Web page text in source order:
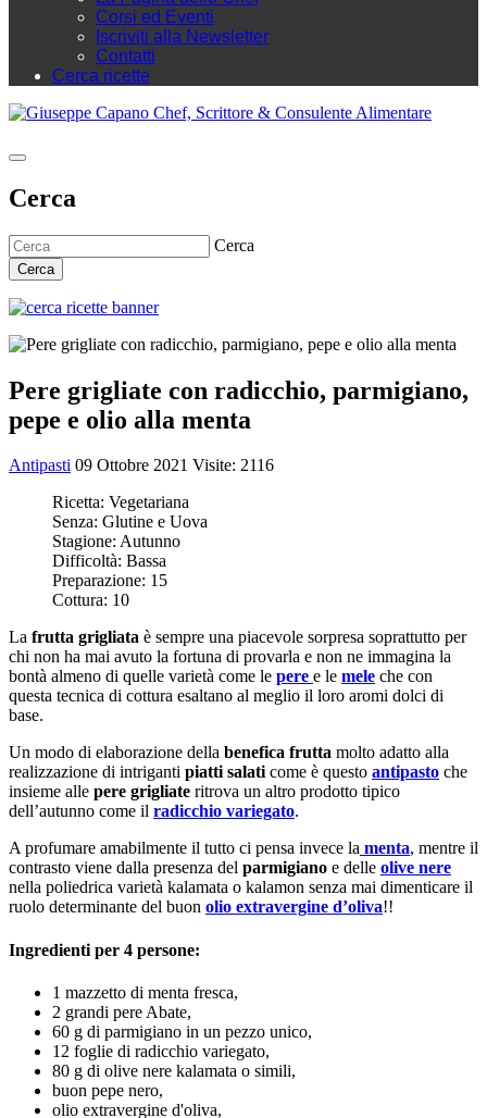
Corsi ed Eventi
Iscriviti alla Newsletter
Contatti
Cerca ricette
Cerca
Cerca
Cerca
Pere grigliate con radicchio, parmigiano,
pepe e olio alla menta
Antipasti 09 Ottobre 2021 Visite: 2116
Ricetta: Vegetariana
Senza: Glutine e Uova
Stagione: Autunno
Difficoltà: Bassa
Preparazione: 15
Cottura: 10
La frutta grigliata è sempre una piacevole sorpresa soprattutto per
chi non ha mai avuto la fortuna di provarla e non ne immagina la
bontà almeno di quelle varietà come le pere e le mele che con
questa tecnica di cottura esaltano al meglio il loro aromi dolci di
base.
Un modo di elaborazione della benefica frutta molto adatto alla
realizzazione di intriganti piatti salaticome è questo antipasto che
insieme alle pere grigliate ritrova un altro prodotto tipico
dell’autunno come il radicchio variegato.
A profumare amabilmente il tutto ci pensa invece la menta, mentre il
contrasto viene dalla presenza del parmigiano e delle olive nere
nella poliedrica varietà kalamata o kalamon senza mai dimenticare il
ruolo determinante del buon olio extravergine d’oliva!!
Ingredienti per 4 persone:
1 mazzetto di menta fresca,
2 grandi pere Abate,
60 g di parmigiano in un pezzo unico,
12 foglie di radicchio variegato,
80 g di olive nere kalamata o simili,
buon pepe nero,
olio extravergine d'oliva,